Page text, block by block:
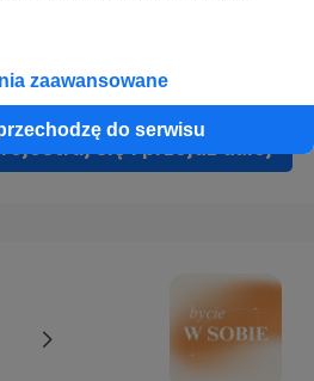
zaawansowane
do serwisu
się i przejdź dalej